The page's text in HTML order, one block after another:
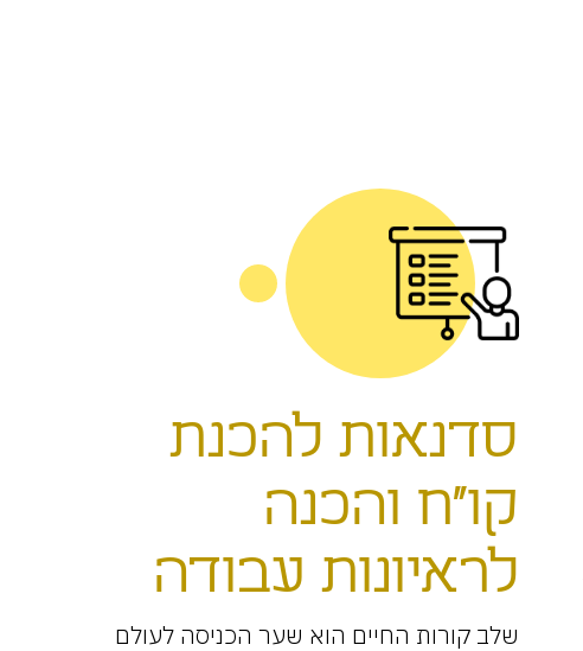
סדנאות להכנת
קו”ח והכנה
לראיונות עבודה
שלב קורות החיים הוא שער הכניסה לעולם